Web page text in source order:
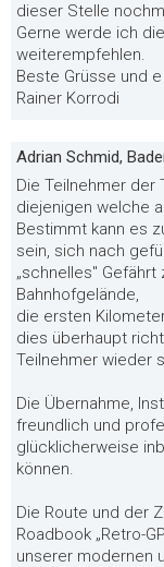
dieser Stelle
Gerne werde ich
weiterempfehlen.
Beste Grüsse und
Rainer Korrodi
Adrian Schmid,
Die Teilnehmer der
diejenigen welche
Bestimmt kann es
sein, sich nach
„schnelles" Gefährt
Bahnhofgelände,
die ersten
dies überhaupt
Teilnehmer wieder
Die Übernahme,
freundlich und
glücklicherweise
können.
Die Route und der
Roadbook „Retro-
unserer modernen